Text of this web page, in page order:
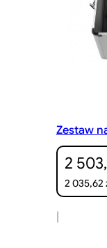
Zestaw
2
2 035,62
|